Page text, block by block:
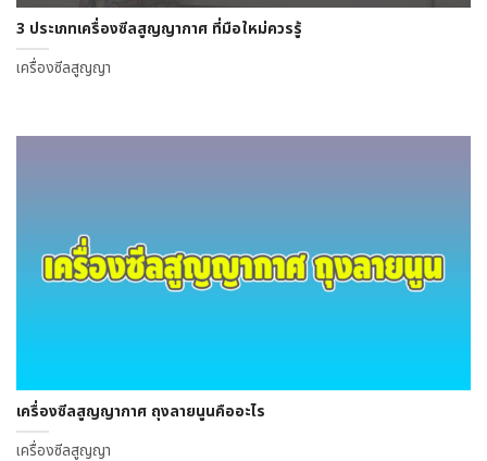
3 ประเภทเครื่องซีลสูญญากาศ ที่มือใหม่ควรรู้
เครื่องซีลสูญญา
เครื่องซีลสูญญากาศ ถุงลายนูนคืออะไร
เครื่องซีลสูญญา